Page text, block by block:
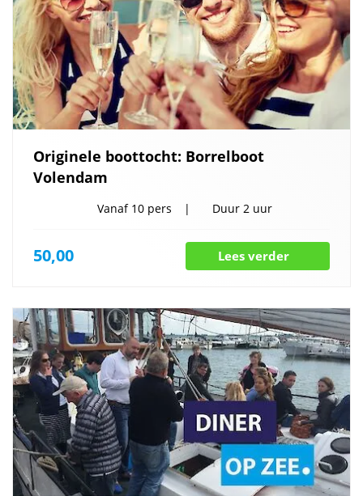
Originele boottocht: Borrelboot
Volendam
Vanaf 10 pers Duur 2 uur
50,00 Lees verder